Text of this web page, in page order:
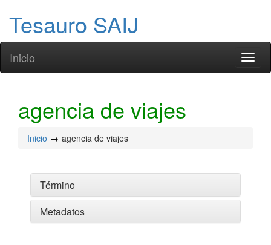
Tesauro SAIJ
Inicio
agencia de viajes
Inicio agencia de viajes
Término
Metadatos